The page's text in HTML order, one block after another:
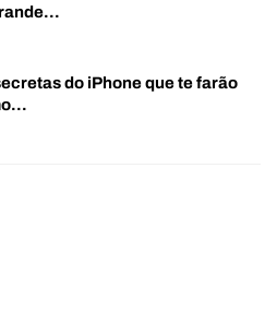
do iPhone que te farão